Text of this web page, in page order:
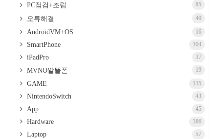
PC점검+조립 85
오류해결 40
AndroidVM+OS 16
SmartPhone 104
iPadPro 37
MVNO알뜰폰 19
GAME 135
NintendoSwitch 43
App 45
Hardware 386
Laptop 57